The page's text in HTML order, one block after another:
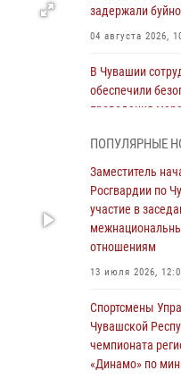
задержали
04 августа 2026,
В Чувашии
обеспечили
проведения
В июле
охраны
граждан,
правонарушений
03 августа 2026,
В Росгвардии
воинов,
1914-1918 годов
01 августа 2026,
ПОПУЛЯРНЫЕ
Заместитель
Росгвардии по
участие в
отношениям
13 июля 2026,
Спортсмены
Чувашской
чемпионата
«Динамо» по